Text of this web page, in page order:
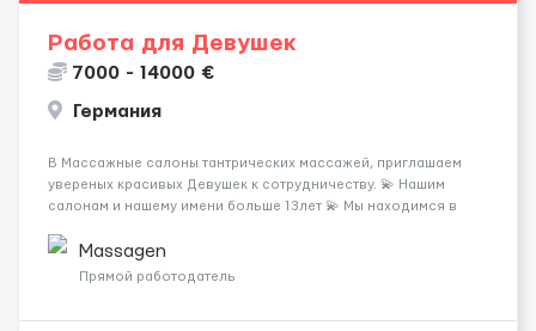
Работа для Девушек
7000 - 14000 €
Германия
В Массажные салоны тантрических массажей, приглашаем
увереных красивых Девушек к сотрудничеству. 💫 Нашим
салонам и нашему имени больше 13лет 💫 Мы находимся в
заработная плата 💚Мы гарантируем Наличие работы. Поток 💝
incall / Out...
Massagen
Прямой работодатель